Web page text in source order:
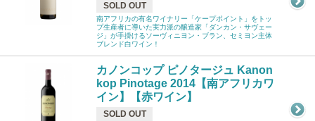
SOLD OUT
南アフリカの有名ワイナリー「ケープポイント」をトッ
プ生産者に導いた実力派の醸造家「ダンカン・サヴェー
ジ」が手掛けるソーヴィニヨン・ブラン、セミヨン主体
ブレンド白ワイン！
カノンコップ ピノタージュ Kanon
kop Pinotage 2014【南アフリカワ
イン】【赤ワイン】
SOLD OUT